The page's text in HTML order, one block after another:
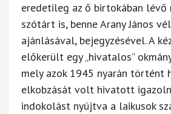
eredetileg az ő birtokában lévő
szótárt is, benne Arany János
ajánlásával, bejegyzésével. A
előkerült egy „hivatalos”
mely azok 1945 nyarán történt
elkobzását volt hivatott
indokolást nyújtva a laikusok